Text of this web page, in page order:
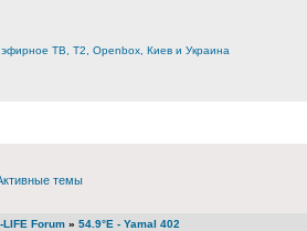
темы
LIFE Forum » 54.9°E - Yamal 402